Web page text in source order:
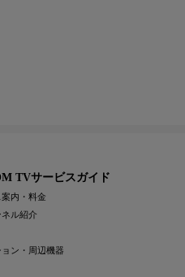
TVサービスガイド
案内・料金
ネル紹介
ョン・周辺機器